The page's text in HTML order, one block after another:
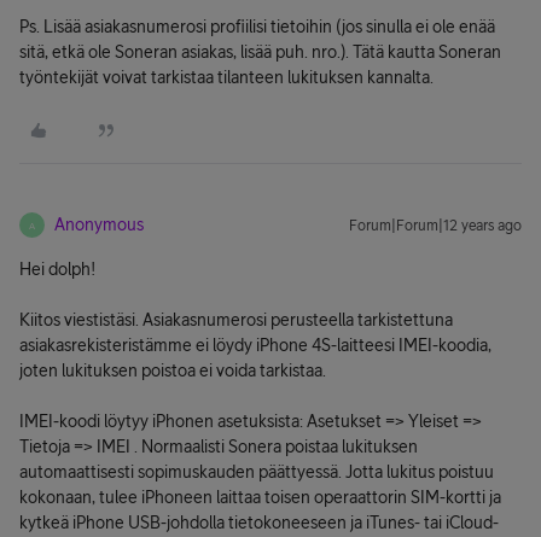
Ps. Lisää asiakasnumerosi profiilisi tietoihin (jos sinulla ei ole enää
sitä, etkä ole Soneran asiakas, lisää puh. nro.). Tätä kautta Soneran
työntekijät voivat tarkistaa tilanteen lukituksen kannalta.
A Anonymous Forum|Forum|12 years ago
Hei dolph!
Kiitos viestistäsi. Asiakasnumerosi perusteella tarkistettuna
asiakasrekisteristämme ei löydy iPhone 4S-laitteesi IMEI-koodia,
joten lukituksen poistoa ei voida tarkistaa.
IMEI-koodi löytyy iPhonen asetuksista: Asetukset => Yleiset =>
Tietoja => IMEI . Normaalisti Sonera poistaa lukituksen
automaattisesti sopimuskauden päättyessä. Jotta lukitus poistuu
kokonaan, tulee iPhoneen laittaa toisen operaattorin SIM-kortti ja
kytkeä iPhone USB-johdolla tietokoneeseen ja iTunes- tai iCloud-